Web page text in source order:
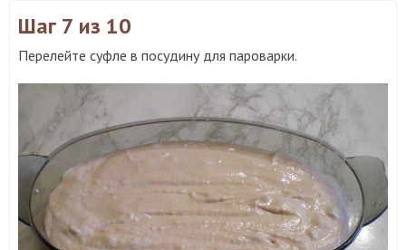
Шаг 7 из 10
Перелейте суфле в посудину для пароварки.